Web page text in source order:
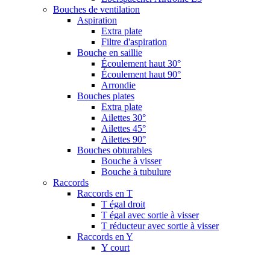
Bouches de ventilation
Aspiration
Extra plate
Filtre d'aspiration
Bouche en saillie
Écoulement haut 30°
Écoulement haut 90°
Arrondie
Bouches plates
Extra plate
Ailettes 30°
Ailettes 45°
Ailettes 90°
Bouches obturables
Bouche à visser
Bouche à tubulure
Raccords
Raccords en T
T égal droit
T égal avec sortie à visser
T réducteur avec sortie à visser
Raccords en Y
Y court